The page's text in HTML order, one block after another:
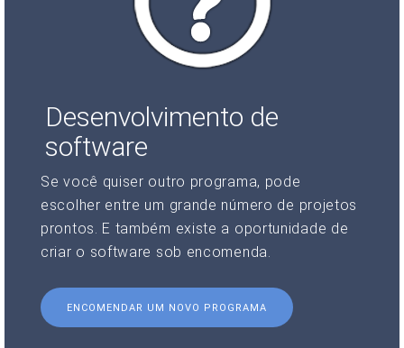
Desenvolvimento de
software
Se você quiser outro programa, pode
escolher entre um grande número de projetos
prontos. E também existe a oportunidade de
criar o software sob encomenda.
ENCOMENDAR UM NOVO PROGRAMA